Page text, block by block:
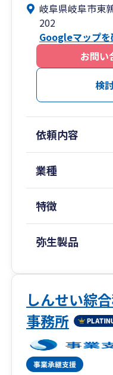
抱える漠然とした
変えるお手伝いをし
【当事務所の3つの
①未来志向の経営
分かりやすい月次
化」。黒字化に向
②何でも話せる「
税金の話はもちろ
トなことまで。何
③創業期を徹底的に
会社設立・個人事
事業計画の策定ま
もちろん、日々の
にも、丁寧にお答え
できる環境作りを
い。
岐阜県岐阜市を拠点
岐阜県岐阜市東
202
Googleマップを
お問い
検
依頼内容
業種
特徴
弥生製品
しんせい綜
事務所